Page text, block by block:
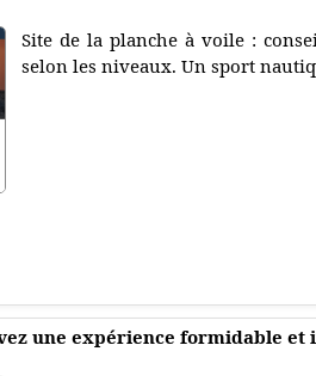
Site de la planche à voile :
selon les niveaux. Un sport
une expérience formidable et